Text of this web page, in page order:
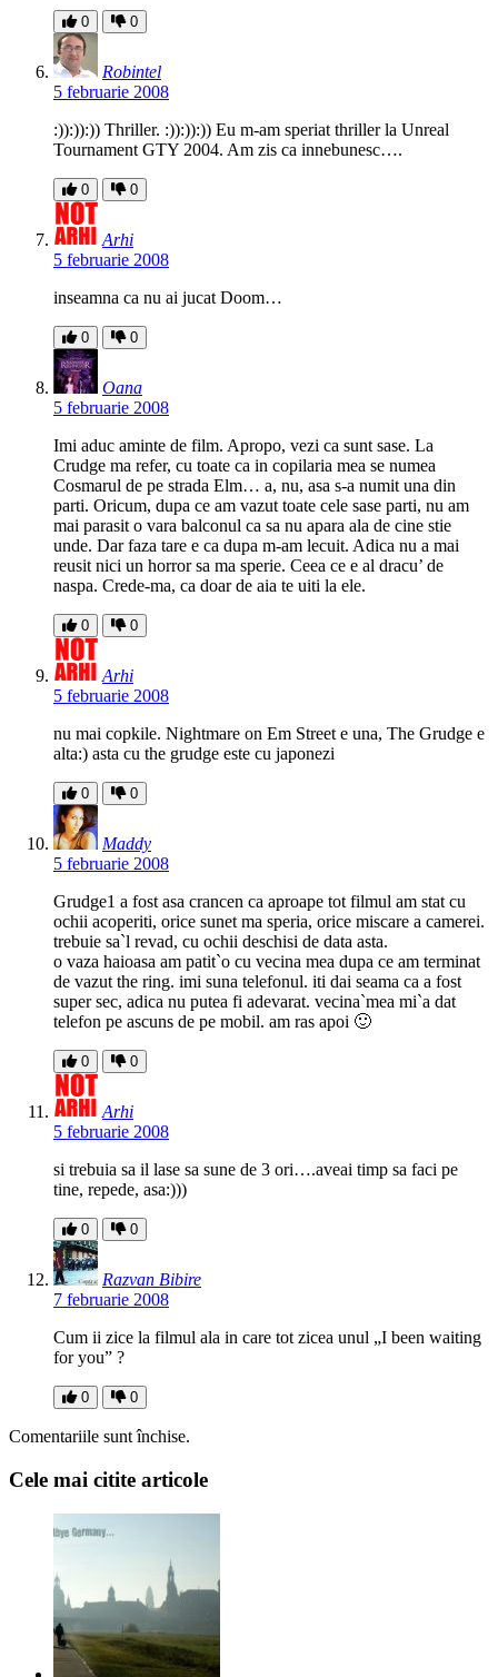
0 0
Robintel
5 februarie 2008
:)):)):)) Thriller. :)):)):)) Eu m-am speriat thriller la Unreal
Tournament GTY 2004. Am zis ca innebunesc….
0 0
Arhi
5 februarie 2008
inseamna ca nu ai jucat Doom…
0 0
Oana
5 februarie 2008
Imi aduc aminte de film. Apropo, vezi ca sunt sase. La
Crudge ma refer, cu toate ca in copilaria mea se numea
Cosmarul de pe strada Elm… a, nu, asa s-a numit una din
parti. Oricum, dupa ce am vazut toate cele sase parti, nu am
mai parasit o vara balconul ca sa nu apara ala de cine stie
unde. Dar faza tare e ca dupa m-am lecuit. Adica nu a mai
reusit nici un horror sa ma sperie. Ceea ce e al dracu’ de
naspa. Crede-ma, ca doar de aia te uiti la ele.
0 0
Arhi
5 februarie 2008
nu mai copkile. Nightmare on Em Street e una, The Grudge e
alta:) asta cu the grudge este cu japonezi
0 0
Maddy
5 februarie 2008
Grudge1 a fost asa crancen ca aproape tot filmul am stat cu
ochii acoperiti, orice sunet ma speria, orice miscare a camerei.
trebuie sa`l revad, cu ochii deschisi de data asta.
o vaza haioasa am patit`o cu vecina mea dupa ce am terminat
de vazut the ring. imi suna telefonul. iti dai seama ca a fost
super sec, adica nu putea fi adevarat. vecina`mea mi`a dat
telefon pe ascuns de pe mobil. am ras apoi 🙂
0 0
Arhi
5 februarie 2008
si trebuia sa il lase sa sune de 3 ori….aveai timp sa faci pe
tine, repede, asa:)))
0 0
Razvan Bibire
7 februarie 2008
Cum ii zice la filmul ala in care tot zicea unul „I been waiting
for you” ?
0 0
Comentariile sunt închise.
Cele mai citite articole